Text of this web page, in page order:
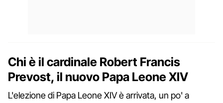
Chi è il cardinale Robert Francis
Prevost, il nuovo Papa Leone XIV
L'elezione di Papa Leone XIV è arrivata, un po' a